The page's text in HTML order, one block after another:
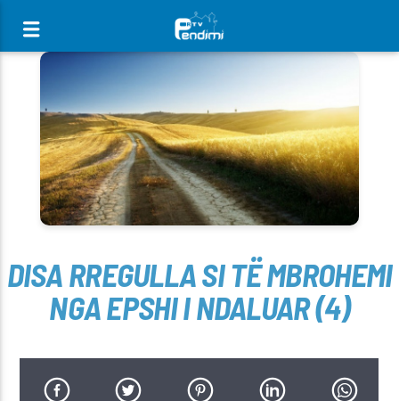
[There are no radio stations in the database]
DISA RREGULLA SI TË MBROHEMI
NGA EPSHI I NDALUAR (4)